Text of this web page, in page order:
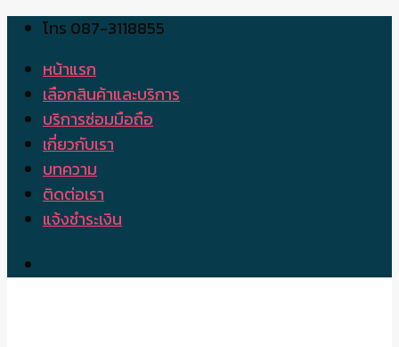
Skip
content
โทร 087-3118855
หน้าแรก
เลือกสินค้าและบริการ
บริการซ่อมมือถือ
เกี่ยวกับเรา
บทความ
ติดต่อเรา
แจ้งชำระเงิน